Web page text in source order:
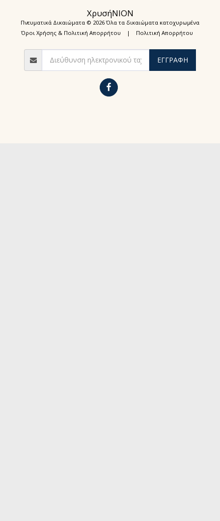
ΧρυσήΝΙΟΝ
Πνευματικά Δικαιώματα © 2026 Όλα τα δικαιώματα κατοχυρωμένα
Όροι Χρήσης & Πολιτική Απορρήτου | Πολιτική Απορρήτου
ΕΓΓΡΑΦΉ